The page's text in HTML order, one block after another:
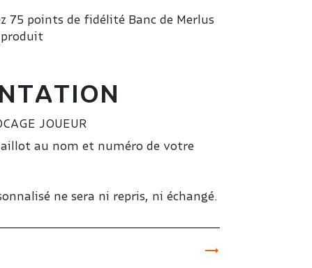
75 points de fidélité Banc de Merlus
produit
JOUEUR
au nom et numéro de votre
ne sera ni repris, ni échangé.
